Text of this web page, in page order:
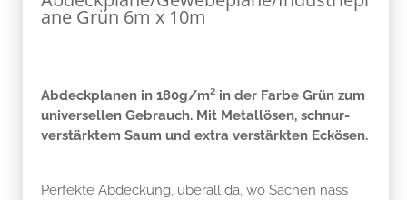
ane Grün 6m x 10m
Abdeckplanen in 180g/m² in der Farbe Grün zum
universellen Gebrauch. Mit Metallösen, schnur-
verstärktem Saum und extra verstärkten Eckösen.
Perfekte Abdeckung, überall da, wo Sachen nass